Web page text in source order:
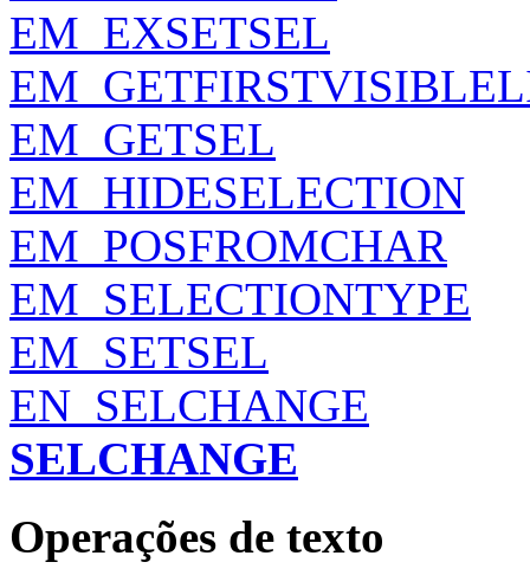
EM_EXSETSEL
EM_GETSEL
EM_HIDESELECTION
EM_POSFROMCHAR
EM_SELECTIONTYPE
EM_SETSEL
EN_SELCHANGE
SELCHANGE
Operações de texto